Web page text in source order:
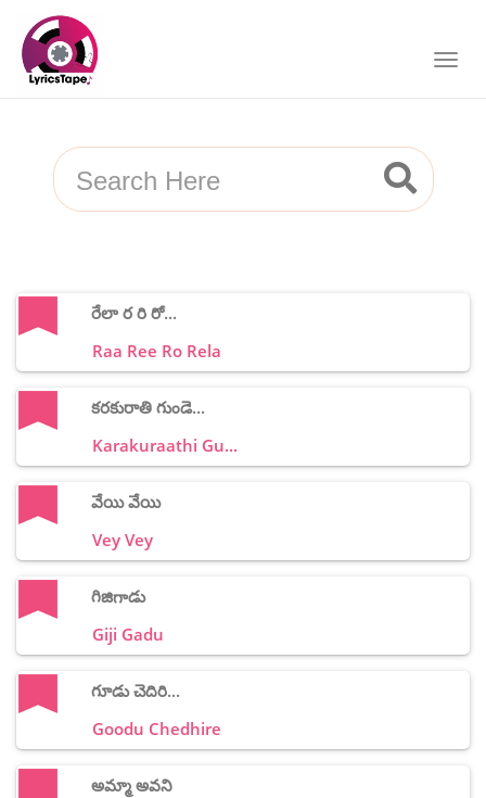
రేలా ర రి రో...
Raa Ree Ro Rela
కరకురాతి గుండె...
Karakuraathi Gu...
వేయి వేయి
Vey Vey
గిజిగాడు
Giji Gadu
గూడు చెదిరి...
Goodu Chedhire
అమ్మా అవని